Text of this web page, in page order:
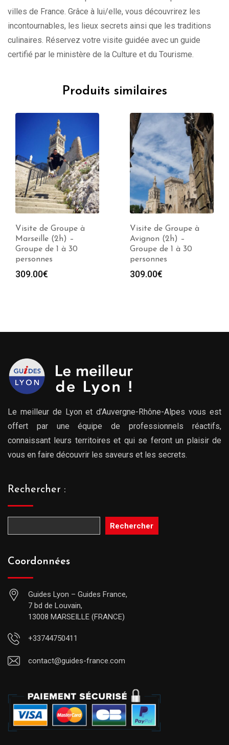
villes de France. Grâce à lui/elle, vous découvrirez les
incontournables, les lieux secrets ainsi que les traditions
culinaires. Réservez votre visite guidée avec un guide
certifié par le ministère de la Culture et du Tourisme.
Produits similaires
Visite de Groupe à
Marseille (2h) –
Groupe de 1 à 30
personnes
309.00€
Visite de Groupe à
Avignon (2h) –
Groupe de 1 à 30
personnes
309.00€
Le meilleur de Lyon et d’Auvergne-Rhône-Alpes vous est
offert par une équipe de professionnels réactifs,
connaissant leurs territoires et qui se feront un plaisir de
vous en faire découvrir les saveurs et les secrets.
Rechercher :
Rechercher
Coordonnées
Guides Lyon – Guides France,
7 bd de Louvain,
13008 MARSEILLE (FRANCE)
+33744750411
contact@guides-france.com